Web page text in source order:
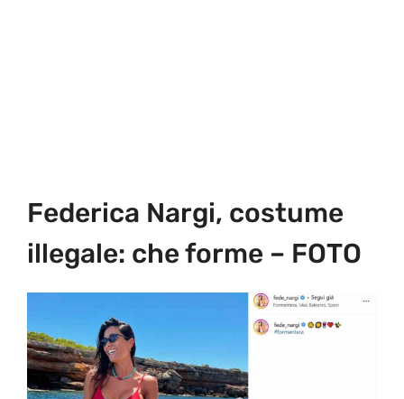
Federica Nargi, costume
illegale: che forme – FOTO